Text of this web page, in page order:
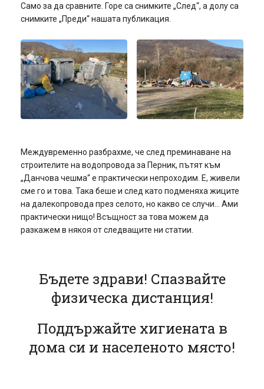
Само за да сравните. Горе са снимките „След“, а долу са
снимките „Преди“ нашата публикация.
Междувременно разбрахме, че след преминаване на
строителите на водопровода за Перник, пътят към
„Данчова чешма“ е практически непроходим. Е, живели
сме го и това. Така беше и след като подменяха жиците
на далекопровода през селото, но какво се случи… Ами
практически нищо! Всъщност за това можем да
разкажем в някоя от следващите ни статии.
Бъдете здрави! Спазвайте
физическа дистанция!
Поддържайте хигиената в
дома си и населеното място!